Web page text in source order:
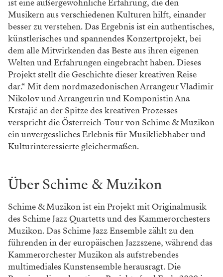
NEWSLETTER ABONNIEREN
Tiefe, Freiheit & Rhythmus
Die originellen Kompositionen stammen von den
beiden Komponisten Luka Ignjatović und Sava Miletić.
Des Weiteren werden Arrangements für das
Streichorchester von den angesehenen Komponisten
Vladimir Nikolov und Ana Krstajić liebevoll gestaltet.
Das Ensemble verbindet auf einzigartige Weise die
mitreißenden Rhythmen und Melodien der Balkan-
Komponist des Projekts: „Das Schönste an dieser
Zusammenarbeit ist, dass wir durch die Kombination
von Jazzquartett und Streichorchester eine
unglaubliche Palette von Klangwelten erzeugen
können, die sonst unvorstellbar wäre. Das ist die neue
Grenze, nach der wir die ganze Zeit gestrebt haben.“